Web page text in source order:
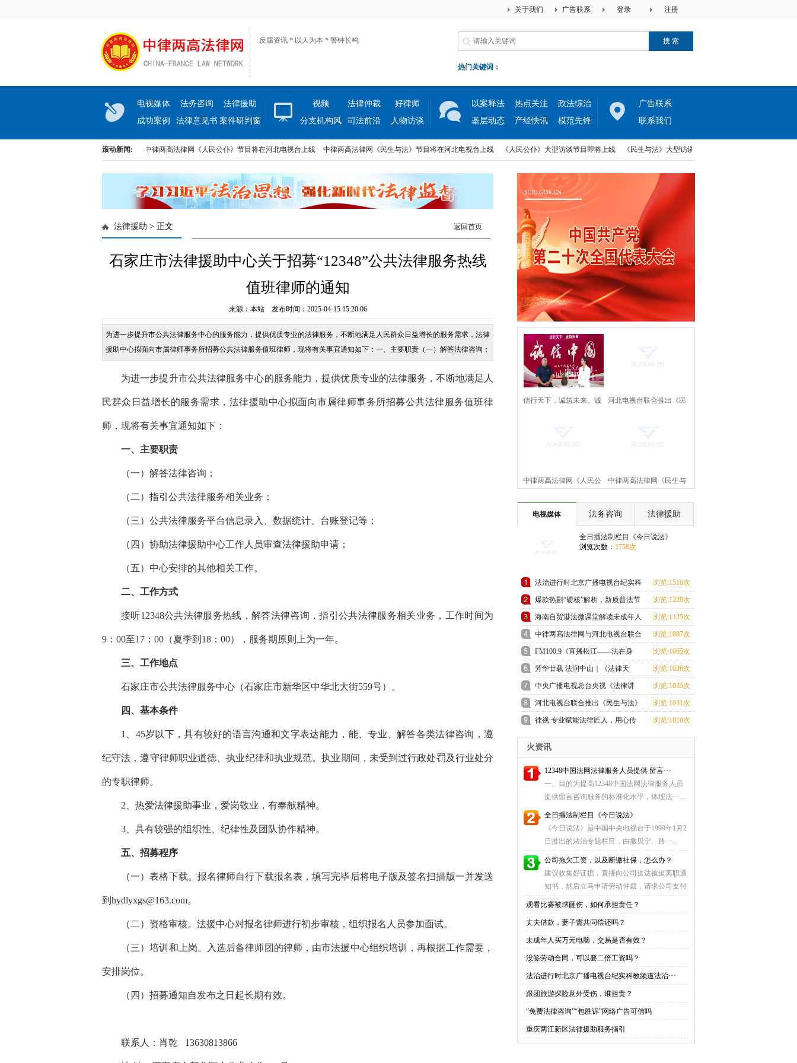
注册
登录
广告联系
关于我们
反腐资讯 * 以人为本 * 警钟长鸣
热门关键词：
电视媒体 法务咨询
法律援助
成功案例
法律意见书 案件研判窗
口
视频 法律仲裁
好律师
分支机构风
采
司法前沿 人物访谈
以案释法 热点关注
政法综治
基层动态
产经快讯 模范先锋
广告联系
联系我们
滚动新闻:
民生与法》大型访谈节目即将上线 中律两高法律网《人民公仆》节目将在河北电视台上线 中律两高法律网《民生与法》节目将在河北电视台上线 《人民公仆》大型访谈节目即将上线 《民生与法》大型访谈节目即将上线
法律援助 > 正文 返回首页
石家庄市法律援助中心关于招募“12348”公共法律服务热线
值班律师的通知
来源：本站 发布时间：2025-04-15 15:20:06
为进一步提升市公共法律服务中心的服务能力，提供优质专业的法律服务，不断地满足人民群众日益增长的服务需求，法律
援助中心拟面向市属律师事务所招募公共法律服务值班律师，现将有关事宜通知如下：一、主要职责（一）解答法律咨询；
为进一步提升市公共法律服务中心的服务能力，提供优质专业的法律服务，不断地满足人
民群众日益增长的服务需求，法律援助中心拟面向市属律师事务所招募公共法律服务值班律
师，现将有关事宜通知如下：
一、主要职责
（一）解答法律咨询；
（二）指引公共法律服务相关业务；
（三）公共法律服务平台信息录入、数据统计、台账登记等；
（四）协助法律援助中心工作人员审查法律援助申请；
（五）中心安排的其他相关工作。
二、工作方式
接听12348公共法律服务热线，解答法律咨询，指引公共法律服务相关业务，工作时间为
9：00至17：00（夏季到18：00），服务期原则上为一年。
三、工作地点
石家庄市公共法律服务中心（石家庄市新华区中华北大街559号）。
四、基本条件
1、45岁以下，具有较好的语言沟通和文字表达能力，能、专业、解答各类法律咨询，遵
纪守法，遵守律师职业道德、执业纪律和执业规范。执业期间，未受到过行政处罚及行业处分
的专职律师。
2、热爱法律援助事业，爱岗敬业，有奉献精神。
3、具有较强的组织性、纪律性及团队协作精神。
五、招募程序
（一）表格下载。报名律师自行下载报名表，填写完毕后将电子版及签名扫描版一并发送
到hydlyxgs@163.com。
（二）资格审核。法援中心对报名律师进行初步审核，组织报名人员参加面试。
（三）培训和上岗。入选后备律师团的律师，由市法援中心组织培训，再根据工作需要，
安排岗位。
（四）招募通知自发布之日起长期有效。
联系人：肖乾 13630813866
信行天下，诚筑未来。诚 河北电视台联合推出《民
中律两高法律网《人民公 中律两高法律网《民生与
上线
电视媒体 法务咨询 法律援助
全日播法制栏目《今日说法》
浏览次数： 1758次
法治进行时北京广播电视台纪实科
教频道法治栏目
浏览:1516次
爆款热剧“硬核”解析，新质普法节
目《剧懂法》即将开播！
浏览:1228次
海南自贸港法微课堂解读未成年人
监护人法律制度
浏览:1125次
中律两高法律网与河北电视台联合
推出《民生与法》大型访谈节目即
将上线
浏览:1087次
FM100.9《直播松江——法在身
边》：普法从学生抓起，让宪法精
神扎根校园
浏览:1065次
芳华廿载 法润中山｜《法律天
地》电视节目播出二十周年！
浏览:1036次
中央广播电视总台央视《法律讲
堂》栏目团队：镜头背后，法官的
奉献与坚守丨2024记者看法院
浏览:1035次
河北电视台联合推出《民生与法》
大型访谈节目即将上线
浏览:1031次
律视:专业赋能法律匠人，用心传
播法律知识
浏览:1010次
火资讯
12348中国法网法律服务人员提供 留言···
一、目的为提高12348中国法网法律服务人员
提供留言咨询服务的标准化水平，体现法···...
全日播法制栏目《今日说法》
《今日说法》是中国中央电视台于1999年1月2
日推出的法治专题栏目，由撒贝宁、路···...
公司拖欠工资，以及断缴社保，怎么办？
建议收集好证据，直接向公司送达被迫离职通
知书，然后立马申请劳动仲裁，请求公司支付
···...
·观看比赛被球砸伤，如何承担责任？
·丈夫借款，妻子需共同偿还吗？
·未成年人买万元电脑，交易是否有效？
·没签劳动合同，可以要二倍工资吗？
·法治进行时北京广播电视台纪实科教频道法治···
·跟团旅游探险意外受伤，谁担责？
·“免费法律咨询”“包胜诉”网络广告可信吗
·重庆两江新区法律援助服务指引